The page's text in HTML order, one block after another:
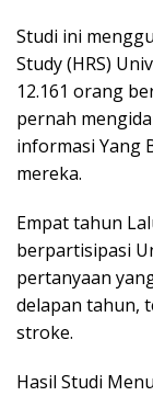
Studi ini
Study (HRS)
12.161 orang
pernah
informasi Yang
mereka.
Empat tahun
berpartisipasi
pertanyaan
delapan tahun,
stroke.
Hasil Studi